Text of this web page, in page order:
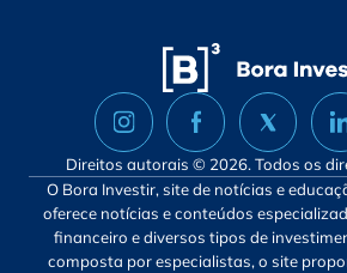
Direitos autorais © 2026. Todos os
O Bora Investir, site de notícias e
oferece notícias e conteúdos
financeiro e diversos tipos de
composta por especialistas, o site